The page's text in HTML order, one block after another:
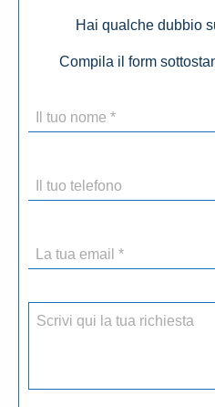
Hai qualche dubbio
Compila il form